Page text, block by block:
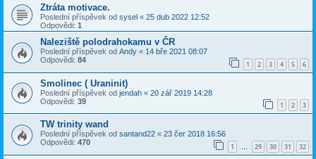
Ztráta motivace.
Poslední příspěvek od sysel « 25 dub 2022 12:52
Odpovědi: 1
Naleziště polodrahokamu v ČR
Poslední příspěvek od Andy « 14 bře 2021 08:07
Odpovědi: 84 1 2 3 4 5 6
Smolinec ( Uraninit)
Poslední příspěvek od jendah « 20 zář 2019 14:28
Odpovědi: 39 1 2 3
TW trinity wand
Poslední příspěvek od santand22 « 23 čer 2018 16:56
Odpovědi: 470 1 … 29 30 31 32